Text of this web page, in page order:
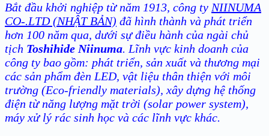
Bắt đầu khởi nghiệp từ năm 1913, công ty NIINUMA
CO-.LTD (NHẬT BẢN) đã hình thành và phát triển
hơn 100 năm qua, dưới sự điều hành của ngài chủ
tịch Toshihide Niinuma. Lĩnh vực kinh doanh của
công ty bao gồm: phát triển, sản xuất và thương mại
các sản phẩm đèn LED, vật liệu thân thiện với môi
trường (Eco-friendly materials), xây dựng hệ thống
điện từ năng lượng mặt trời (solar power system),
máy xử lý rác sinh học và các lĩnh vực khác.